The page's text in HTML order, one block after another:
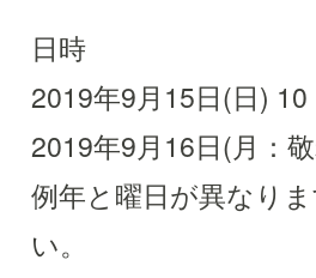
日時
2019年9月15日(日)
2019年9月16日(月：
例年と曜日が異なり
い。